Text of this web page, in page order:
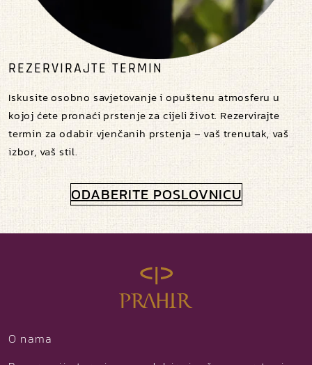
REZERVIRAJTE TERMIN
Iskusite osobno savjetovanje i opuštenu atmosferu u
kojoj ćete pronaći prstenje za cijeli život. Rezervirajte
termin za odabir vjenčanih prstenja – vaš trenutak, vaš
izbor, vaš stil.
ODABERITE POSLOVNICU
O nama